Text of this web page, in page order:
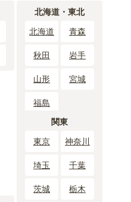
北海道・東北
北海道 青森
秋田 岩手
山形 宮城
福島
関東
東京 神奈川
埼玉 千葉
茨城 栃木